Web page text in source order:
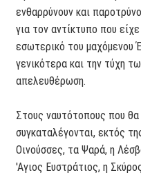
ενθαρρύνουν και
για τον αντίκτυπο που
εσωτερικό του μαχόμενου
γενικότερα και την τύχη
απελευθέρωση.
Στους ναυτότοπους που θα
συγκαταλέγονται, εκτός
Οινούσσες, τα Ψαρά, η
'Αγιος Ευστράτιος, η